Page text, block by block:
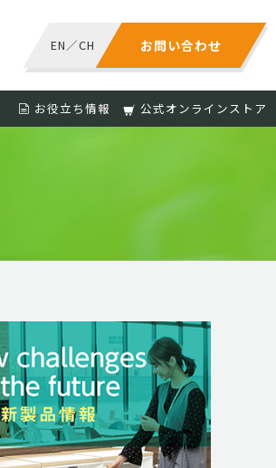
お問い合わせ
EN／CH
お役立ち情報 公式オンラインストア